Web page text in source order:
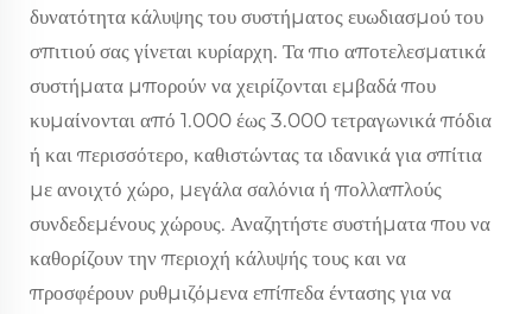
δυνατότητα κάλυψης του συστήματος ευωδιασμού του
σπιτιού σας γίνεται κυρίαρχη. Τα πιο αποτελεσματικά
συστήματα μπορούν να χειρίζονται εμβαδά που
κυμαίνονται από 1.000 έως 3.000 τετραγωνικά πόδια
ή και περισσότερο, καθιστώντας τα ιδανικά για σπίτια
με ανοιχτό χώρο, μεγάλα σαλόνια ή πολλαπλούς
συνδεδεμένους χώρους. Αναζητήστε συστήματα που να
καθορίζουν την περιοχή κάλυψής τους και να
προσφέρουν ρυθμιζόμενα επίπεδα έντασης για να